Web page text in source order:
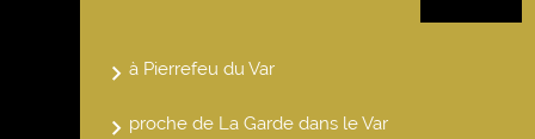
à Pierrefeu du Var
proche de La Garde dans le Var